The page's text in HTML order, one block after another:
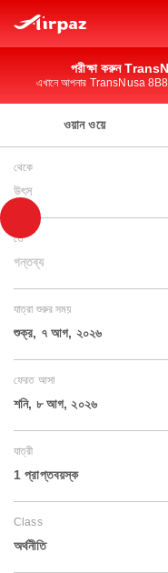
পরীক্ষা করুন
এখানে আপনার TransNusa
ওয়ান ওয়ে
থেকে
উৎস
তে
গন্তব্য
যাত্রা শুরুর সময়
শুক্র, ৭ আগ, ২০২৬
ফেরত আসা
শনি, ৮ আগ, ২০২৬
যাত্রী
1 প্রাপ্তবয়স্ক
Class
অর্থনীতি